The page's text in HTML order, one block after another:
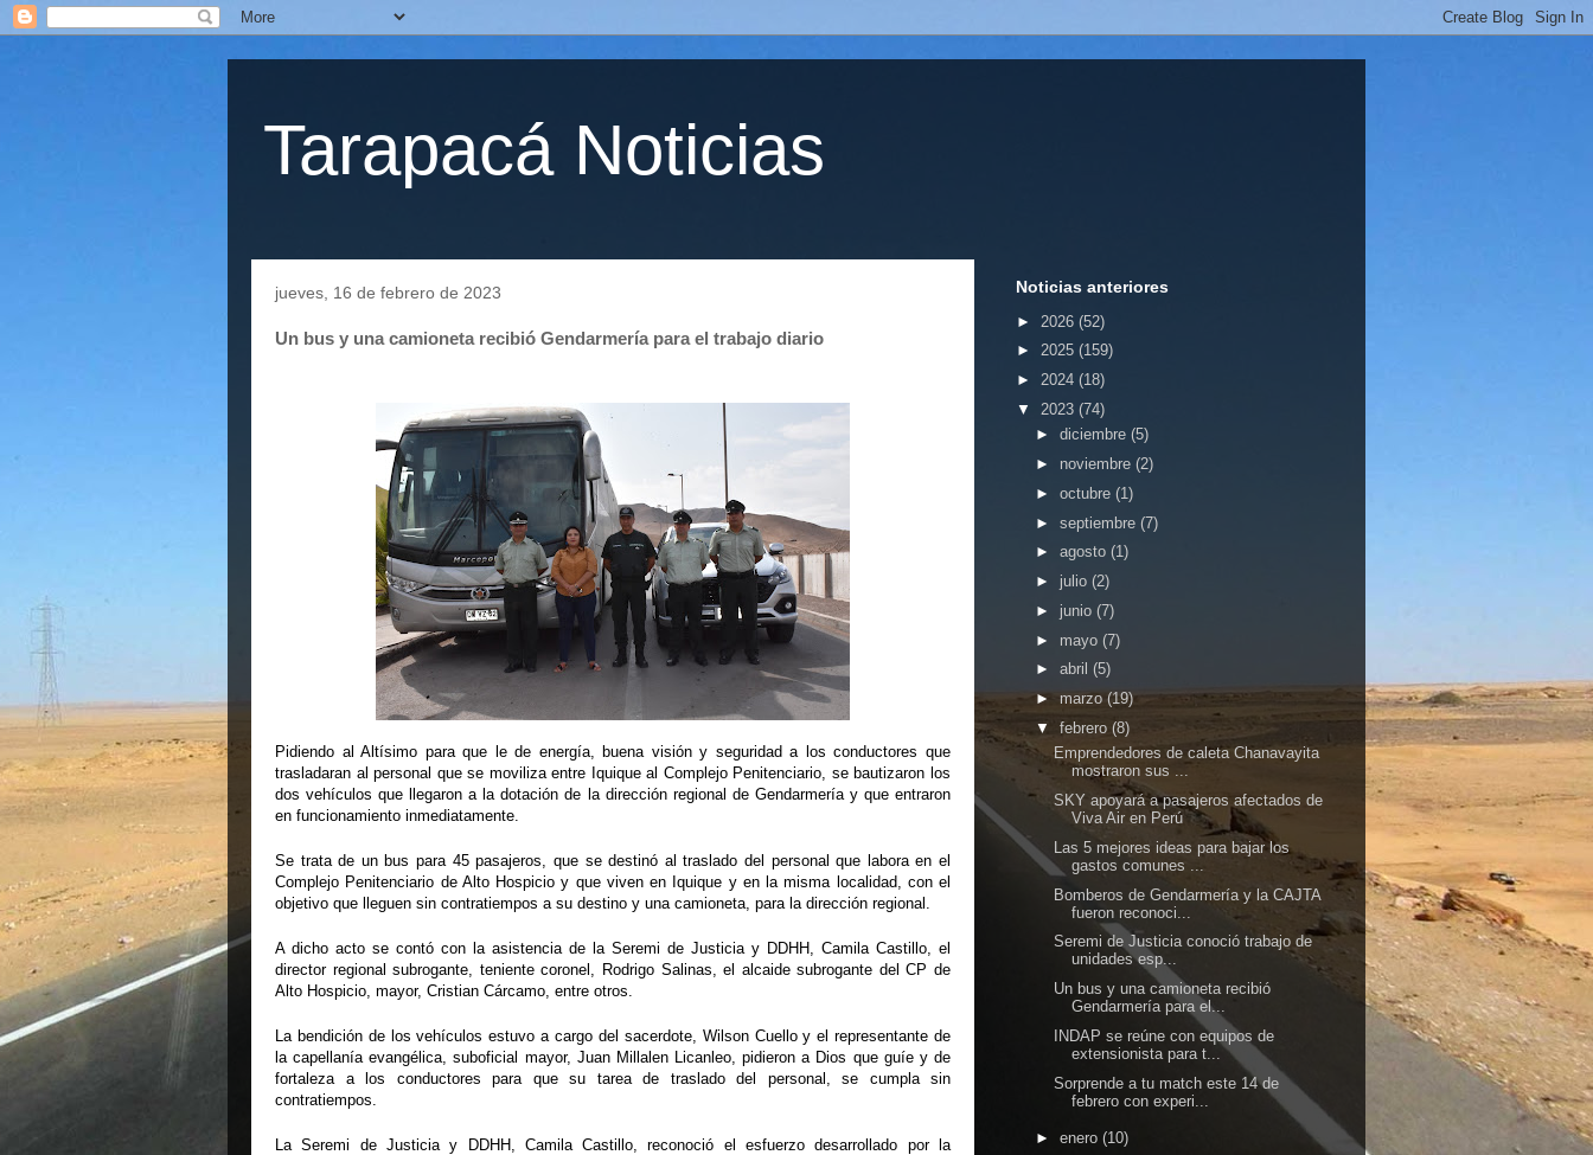
Tarapacá Noticias
jueves, 16 de febrero de 2023
Un bus y una camioneta recibió Gendarmería para el trabajo diario
Pidiendo al Altísimo para que le de energía, buena visión y seguridad a los conductores que
trasladaran al personal que se moviliza entre Iquique al Complejo Penitenciario, se bautizaron los
dos vehículos que llegaron a la dotación de la dirección regional de Gendarmería y que entraron
en funcionamiento inmediatamente.
Se trata de un bus para 45 pasajeros, que se destinó al traslado del personal que labora en el
Complejo Penitenciario de Alto Hospicio y que viven en Iquique y en la misma localidad, con el
objetivo que lleguen sin contratiempos a su destino y una camioneta, para la dirección regional.
A dicho acto se contó con la asistencia de la Seremi de Justicia y DDHH, Camila Castillo, el
director regional subrogante, teniente coronel, Rodrigo Salinas, el alcaide subrogante del CP de
Alto Hospicio, mayor, Cristian Cárcamo, entre otros.
La bendición de los vehículos estuvo a cargo del sacerdote, Wilson Cuello y el representante de
la capellanía evangélica, suboficial mayor, Juan Millalen Licanleo, pidieron a Dios que guíe y de
fortaleza a los conductores para que su tarea de traslado del personal, se cumpla sin
contratiempos.
La Seremi de Justicia y DDHH, Camila Castillo, reconoció el esfuerzo desarrollado por la
Noticias anteriores
► 2026 (52)
► 2025 (159)
► 2024 (18)
▼ 2023 (74)
► diciembre (5)
► noviembre (2)
► octubre (1)
► septiembre (7)
► agosto (1)
► julio (2)
► junio (7)
► mayo (7)
► abril (5)
► marzo (19)
▼ febrero (8)
Emprendedores de caleta Chanavayita
mostraron sus ...
SKY apoyará a pasajeros afectados de
Viva Air en Perú
Las 5 mejores ideas para bajar los
gastos comunes ...
Bomberos de Gendarmería y la CAJTA
fueron reconoci...
Seremi de Justicia conoció trabajo de
unidades esp...
Un bus y una camioneta recibió
Gendarmería para el...
INDAP se reúne con equipos de
extensionista para t...
Sorprende a tu match este 14 de
febrero con experi...
► enero (10)